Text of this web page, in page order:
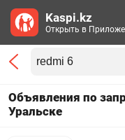
Объявления по
Уральске
Kaspi.kz
Открыть в